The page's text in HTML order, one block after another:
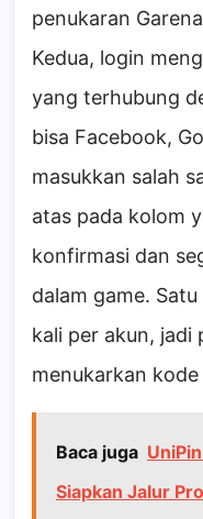
penukaran
Kedua, login
yang terhubung
bisa Facebook,
masukkan salah
atas pada kolom
konfirmasi dan
dalam game.
kali per akun, jadi
menukarkan
Baca juga
Siapkan Jalur